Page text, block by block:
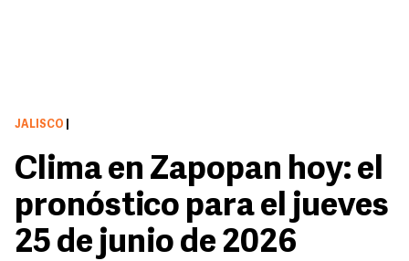
JALISCO
Clima en Zapopan hoy: el
pronóstico para el jueves
25 de junio de 2026